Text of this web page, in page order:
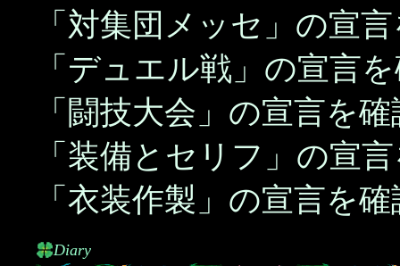
「対集団メッセ」の宣
「デュエル戦」の宣言
「闘技大会」の宣言を
「装備とセリフ」の宣
「衣装作製」の宣言を
Diary